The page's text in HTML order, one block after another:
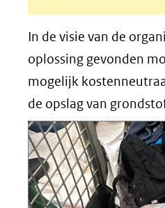
In de visie van de
oplossing gevonden
mogelijk
de opslag van